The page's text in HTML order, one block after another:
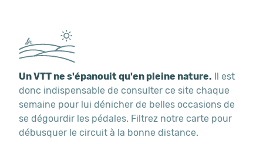
Un VTT ne s'épanouit qu'en pleine nature. Il est
donc indispensable de consulter ce site chaque
semaine pour lui dénicher de belles occasions de
se dégourdir les pédales. Filtrez notre carte pour
débusquer le circuit à la bonne distance.